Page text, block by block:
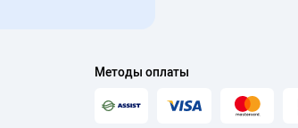
Методы оплаты